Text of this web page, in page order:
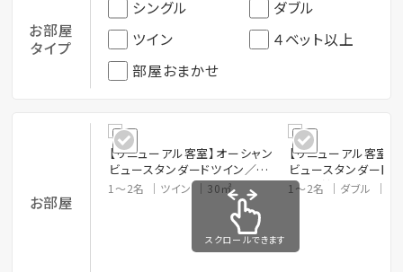
お部屋
タイプ
シングル
ダブル
ツイン
４ベット以上
部屋おまかせ
お部屋
【リニューアル客室】オーシャン
ビュースタンダードツイン／禁
煙室
1～2名 ツイン 30㎡
【リニューアル客室】
ビュースタンダード
ッド／禁煙室
1～2名 ダブル
スクロールできます